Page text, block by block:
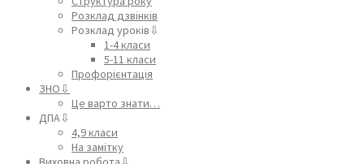
Розклад дзвінків
Розклад уроків⇩
1-4 класи
5-11 класи
Профорієнтація
ЗНО⇩
Це варто знати…
ДПА⇩
4,9 класи
На замітку